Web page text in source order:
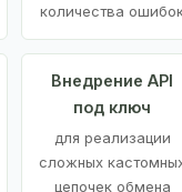
количества
Внедрение API
под ключ
для реализации
сложных
цепочек обмена